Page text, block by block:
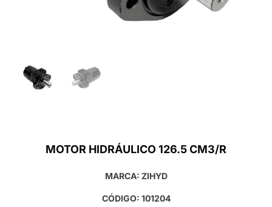
MOTOR HIDRÁULICO 126.5 CM3/R
MARCA: ZIHYD
CÓDIGO: 101204